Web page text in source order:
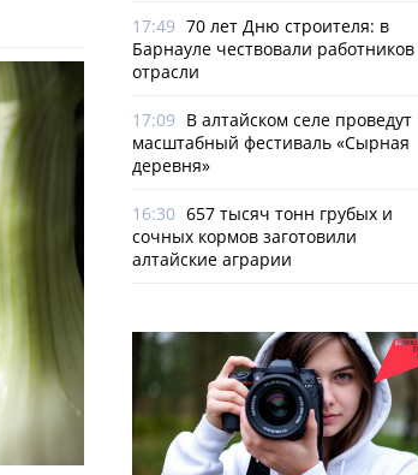
17:49 70 лет Дню строителя: в
Барнауле чествовали работников
отрасли
17:09 В алтайском селе проведут
масштабный фестиваль «Сырная
деревня»
16:30 657 тысяч тонн грубых и
сочных кормов заготовили
алтайские аграрии